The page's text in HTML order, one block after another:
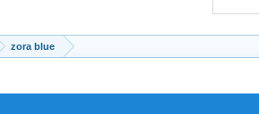
zora blue